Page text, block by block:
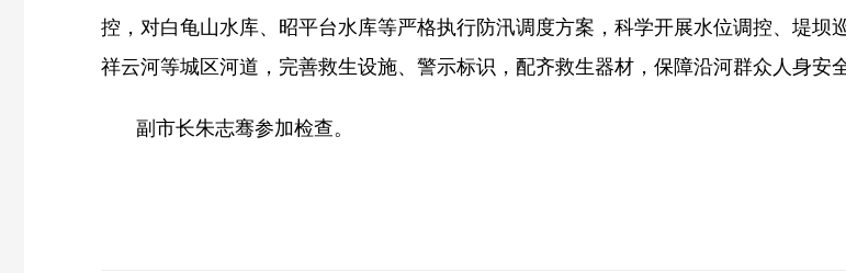
控，对白龟山水库、昭平台水库等严格执行防汛调度方案，科学开展水位调控、堤坝
祥云河等城区河道，完善救生设施、警示标识，配齐救生器材，保障沿河群众人身安全
副市长朱志骞参加检查。